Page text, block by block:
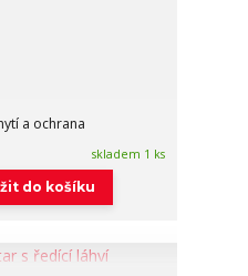
a ochrana
skladem 1 ks
do košíku